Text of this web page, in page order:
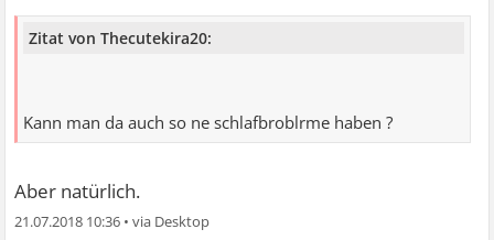
Zitat von Thecutekira20:
Kann man da auch so ne schlafbroblrme haben ?
Aber natürlich.
21.07.2018 10:36 •